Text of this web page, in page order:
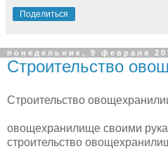
Поделиться
понедельник, 9 февраля
Строительство
Строительство
овощехранилище своими
строительство